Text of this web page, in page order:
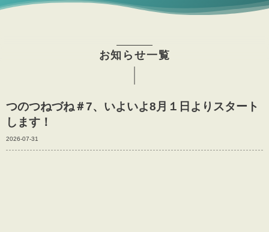
お知らせ一覧
つのつねづね＃7、いよいよ8月１日よりスタート
します！
2026-07-31